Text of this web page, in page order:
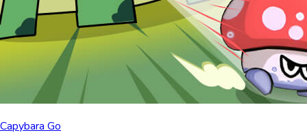
Capybara Go